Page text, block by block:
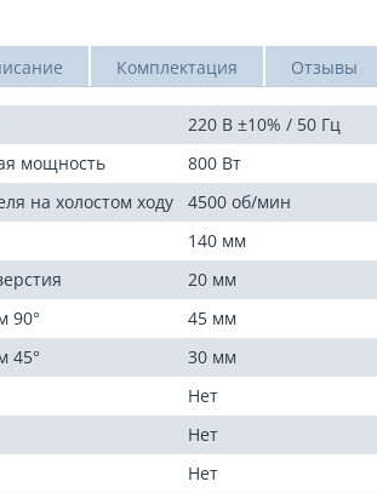
Комплектация Отзывы
220 В ±10% / 50 Гц
мощность
800 Вт
на холостом ходу
4500 об/мин
140 мм
20 мм
90°
45 мм
45°
30 мм
Нет
Нет
Нет